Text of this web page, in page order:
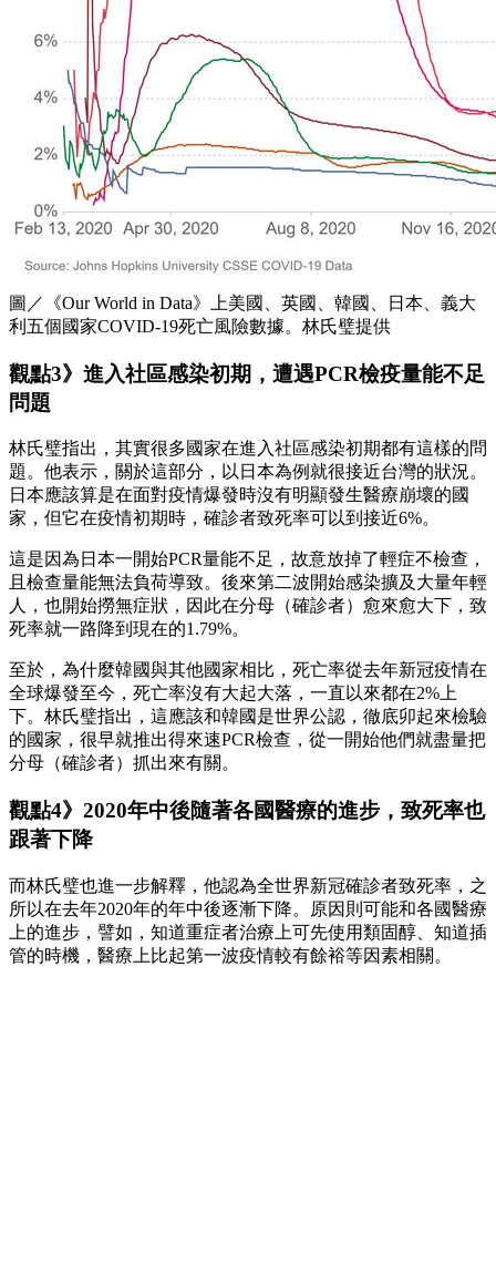
圖／《Our World in Data》上美國、英國、韓國、日本、義大
利五個國家COVID-19死亡風險數據。林氏璧提供
觀點3》進入社區感染初期，遭遇PCR檢疫量能不足
問題
林氏璧指出，其實很多國家在進入社區感染初期都有這樣的問
題。他表示，關於這部分，以日本為例就很接近台灣的狀況。
日本應該算是在面對疫情爆發時沒有明顯發生醫療崩壞的國
家，但它在疫情初期時，確診者致死率可以到接近6%。
這是因為日本一開始PCR量能不足，故意放掉了輕症不檢查，
且檢查量能無法負荷導致。後來第二波開始感染擴及大量年輕
人，也開始撈無症狀，因此在分母（確診者）愈來愈大下，致
死率就一路降到現在的1.79%。
至於，為什麼韓國與其他國家相比，死亡率從去年新冠疫情在
全球爆發至今，死亡率沒有大起大落，一直以來都在2%上
下。林氏璧指出，這應該和韓國是世界公認，徹底卯起來檢驗
的國家，很早就推出得來速PCR檢查，從一開始他們就盡量把
分母（確診者）抓出來有關。
觀點4》2020年中後隨著各國醫療的進步，致死率也
跟著下降
而林氏璧也進一步解釋，他認為全世界新冠確診者致死率，之
所以在去年2020年的年中後逐漸下降。原因則可能和各國醫療
上的進步，譬如，知道重症者治療上可先使用類固醇、知道插
管的時機，醫療上比起第一波疫情較有餘裕等因素相關。